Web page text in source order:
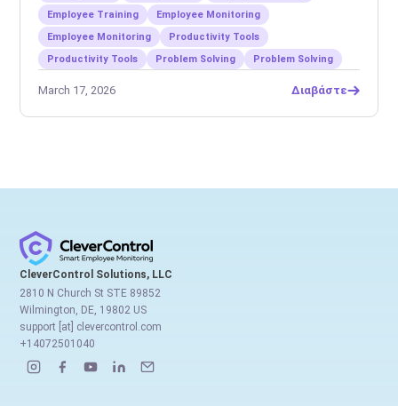
Employee Training
Employee Monitoring
Employee Monitoring
Productivity Tools
Productivity Tools
Problem Solving Problem Solving
March 17, 2026 Διαβάστε
CleverControl Solutions, LLC
2810 N Church St STE 89852
Wilmington, DE, 19802 US
support [at] clevercontrol.com
+14072501040